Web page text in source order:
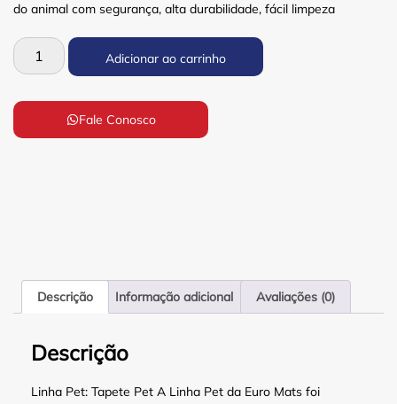
do animal com segurança, alta durabilidade, fácil limpeza
Adicionar ao carrinho
Fale Conosco
Descrição Informação adicional Avaliações (0)
Descrição
Linha Pet: Tapete Pet A Linha Pet da Euro Mats foi